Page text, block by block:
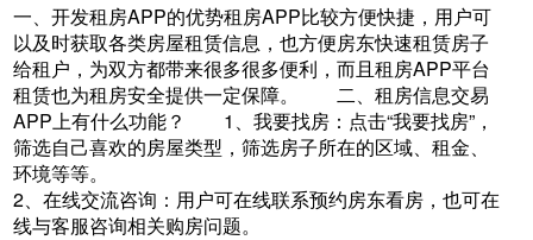
一、开发租房APP的优势租房APP比较方便快捷，用户可
以及时获取各类房屋租赁信息，也方便房东快速租赁房子
给租户，为双方都带来很多很多便利，而且租房APP平台
租赁也为租房安全提供一定保障。 二、租房信息交易
APP上有什么功能？ 1、我要找房：点击“我要找房”，
筛选自己喜欢的房屋类型，筛选房子所在的区域、租金、
环境等等。
2、在线交流咨询：用户可在线联系预约房东看房，也可在
线与客服咨询相关购房问题。